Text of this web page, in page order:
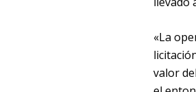
«La
valor